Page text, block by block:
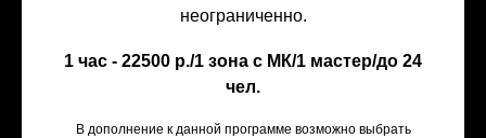
неограниченно.
1 час - 22500 р./1 зона с МК/1 мастер/до 24
чел.
В дополнение к данной программе возможно выбрать